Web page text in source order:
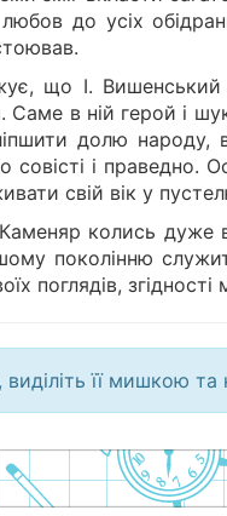
до усіх
що І.
Саме в ній герой і
долю народу,
і праведно.
свій вік у
колись дуже
поколінню
поглядів,
її мишкою та